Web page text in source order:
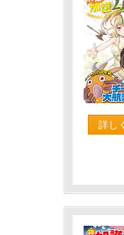
詳し